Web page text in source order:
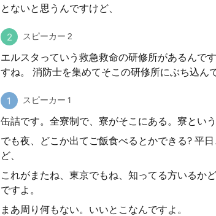
とないと思うんですけど、
スピーカー 2
エルスタっていう救急救命の研修所があるんで
すね。 消防士を集めてそこの研修所にぶち込んで
スピーカー 1
缶詰です。全寮制で、寮がそこにある。寮とい
でも夜、どこか出てご飯食べるとかできる? 平
ど、
これがまたね、東京でもね、知ってる方いるか
ですよ。
まあ周り何もない。いいとこなんですよ。